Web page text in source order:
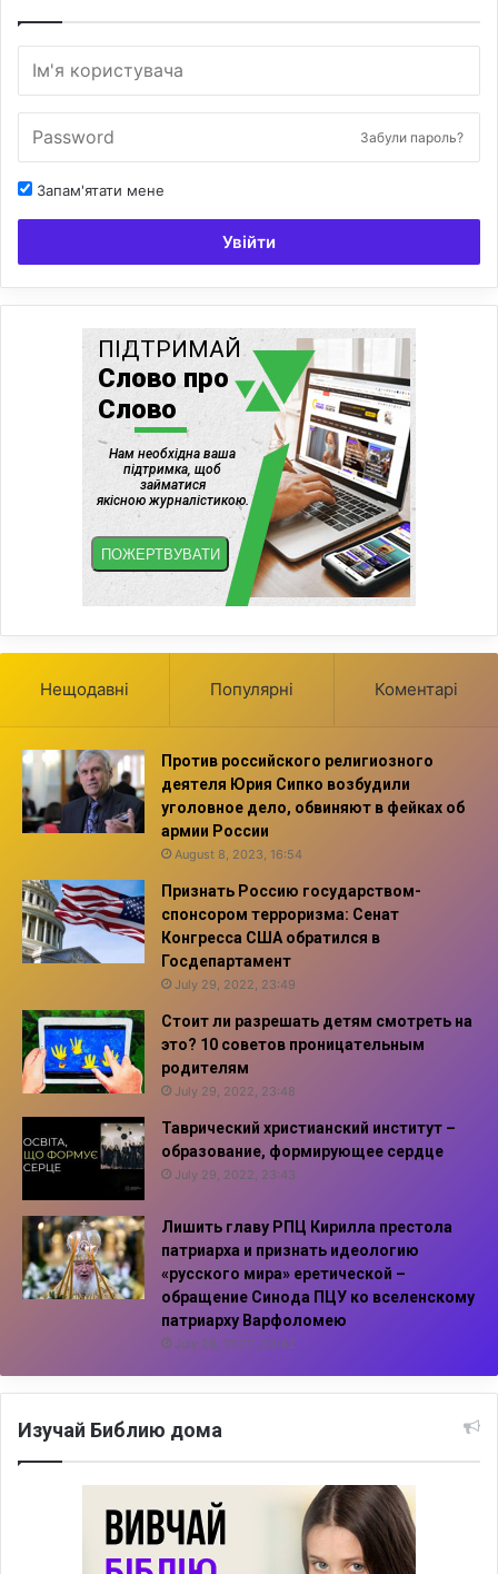
Забули пароль?
Запам'ятати мене
Увійти
Нещодавні Популярні Коментарі
Против российского религиозного
деятеля Юрия Сипко возбудили
уголовное дело, обвиняют в фейках об
армии России
August 8, 2023, 16:54
Признать Россию государством-
спонсором терроризма: Сенат
Конгресса США обратился в
Госдепартамент
July 29, 2022, 23:49
Стоит ли разрешать детям смотреть на
это? 10 советов проницательным
родителям
July 29, 2022, 23:48
Таврический христианский институт –
образование, формирующее сердце
July 29, 2022, 23:43
Лишить главу РПЦ Кирилла престола
патриарха и признать идеологию
«русского мира» еретической –
обращение Синода ПЦУ ко вселенскому
патриарху Варфоломею
July 29, 2022, 23:42
Изучай Библию дома